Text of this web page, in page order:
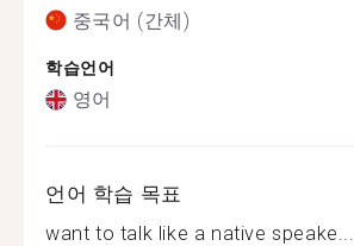
중국어 (간체)
학습언어
영어
언어 학습 목표
want to talk like a native speake...